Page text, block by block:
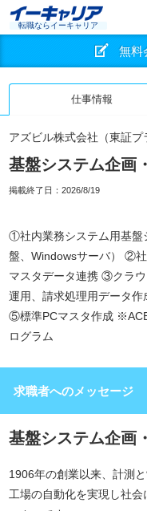
転職ならイーキャリア
無料
仕事情報
アズビル株式会社（東証プ
基盤システム企画
掲載終了日： 2026/8/19
①社内業務システム用基盤
盤、Windowsサーバ） ②社
マスタデータ連携 ③クラ
運用、請求処理用データ
⑤標準PCマスタ作成
ログラム
求職者へのメッセージ
基盤システム企画
1906年の創業以来、計測
工場の自動化を実現し社